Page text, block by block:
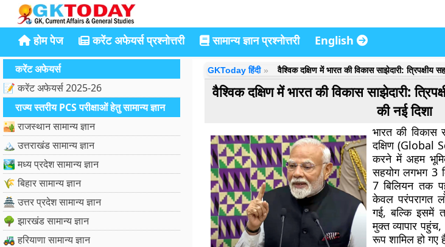
होम पेज करेंट अफेयर्स प्रश्नोत्तरी सामान्य ज्ञान प्रश्नोत्तरी English
करेंट अफेयर्स
📝 करेंट अफेयर्स 2025-26
राज्य स्तरीय PCS परीक्षाओं हेतु सामान्य ज्ञान
🏜️ राजस्थान सामान्य ज्ञान
🏔️ उत्तराखंड सामान्य ज्ञान
🏞️ मध्य प्रदेश सामान्य ज्ञान
🌾 बिहार सामान्य ज्ञान
🏯 उत्तर प्रदेश सामान्य ज्ञान
🌳 झारखंड सामान्य ज्ञान
🚜 हरियाणा सामान्य ज्ञान
GKToday हिंदी वैश्विक दक्षिण में भारत की विकास साझेदारी: त्रिपक्षीय
वैश्विक दक्षिण में भारत की विकास साझेदारी:
की नई दिशा
भारत की विकास
दक्षिण (Global
करने में अहम
सहयोग लगभग 3
7 बिलियनतक
केवल परंपरागत
गई, बल्कि इसमें
मुक्त व्यापार
रूप शामिल हो गए